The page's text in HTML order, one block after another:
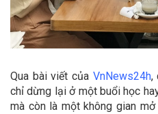
Qua bài viết của VnNews24h,
chỉ dừng lại ở một buổi học
mà còn là một không gian